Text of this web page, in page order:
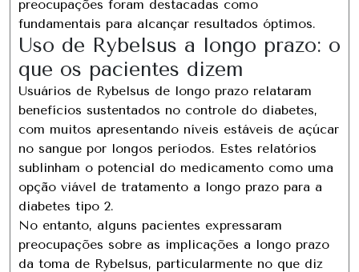
preocupações foram destacadas como
fundamentais para alcançar resultados óptimos.
Uso de Rybelsus a longo prazo: o
que os pacientes dizem
Usuários de Rybelsus de longo prazo relataram
benefícios sustentados no controle do diabetes,
com muitos apresentando níveis estáveis ​​​​de açúcar
no sangue por longos períodos. Estes relatórios
sublinham o potencial do medicamento como uma
opção viável de tratamento a longo prazo para a
diabetes tipo 2.
No entanto, alguns pacientes expressaram
preocupações sobre as implicações a longo prazo
da toma de Rybelsus, particularmente no que diz